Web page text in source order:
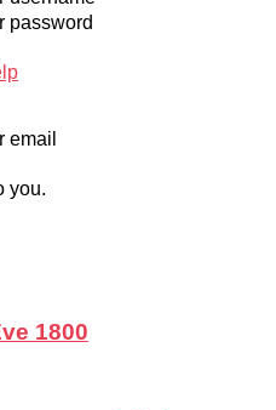
password
email
you.
1800